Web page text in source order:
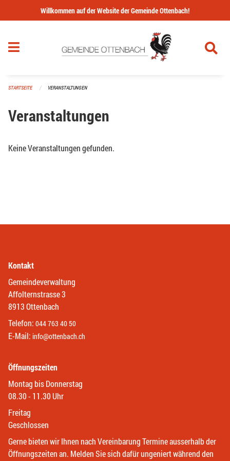
Navigation überspringen
Willkommen auf der Website der Gemeinde Ottenbach!
STARTSEITE VERANSTALTUNGEN
Veranstaltungen
Keine Veranstaltungen gefunden.
Kontakt
Gemeindeverwaltung
Affolternstrasse 3
8913 Ottenbach
Telefon: 044 763 40 50
E-Mail: info@ottenbach.ch
Öffnungszeiten
Montag bis Donnerstag
08.30 - 11.30 Uhr
Freitag
Geschlossen
Gerne bieten wir Ihnen nach Vereinbarung Termine ausserhalb der
Öffnungszeiten an. Melden Sie sich dafür ungeniert während den